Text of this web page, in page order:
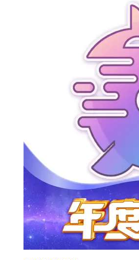
vivaldi浏览器官网版